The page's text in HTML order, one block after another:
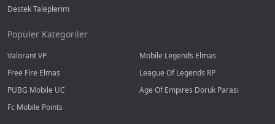
Destek Taleplerim
Popüler Kategoriler
Valorant VP
Mobile Legends Elmas
Free Fire Elmas
League Of Legends RP
PUBG Mobile UC
Age Of Empires Doruk Parası
Fc Mobile Points